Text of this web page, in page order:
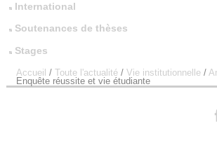
International
Soutenances de thèses
Stages
Accueil / Toute l'actualité/ Vie institutionnelle/
Enquête réussite et vie étudiante